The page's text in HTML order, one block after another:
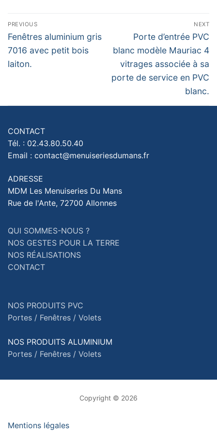
Navigation
de
l’article
PREVIOUS
Previous
post:
Fenêtres aluminium gris
7016 avec petit bois
laiton.
NEXT
Next
post:
Porte d’entrée PVC
blanc modèle Mauriac 4
vitrages associée à sa
porte de service en PVC
blanc.
CONTACT
Tél. : 02.43.80.50.40
Email : contact@menuiseriesdumans.fr
ADRESSE
MDM Les Menuiseries Du Mans
Rue de l'Ante, 72700 Allonnes
QUI SOMMES-NOUS ?
NOS GESTES POUR LA TERRE
NOS RÉALISATIONS
CONTACT
NOS PRODUITS PVC
Portes / Fenêtres / Volets
NOS PRODUITS ALUMINIUM
Portes / Fenêtres / Volets
Copyright © 2026
Mentions légales